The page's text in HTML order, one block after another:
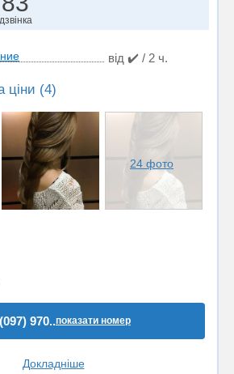
дзвінка
від ✔️ / 2 ч.
ціни (4)
24 фото
970..показати номер
Докладніше